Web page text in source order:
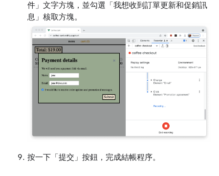
件」 文字方塊，並勾選「我想收到訂單更新和促銷訊
息」 核取方塊。
按一下「提交」 按鈕，完成結帳程序。